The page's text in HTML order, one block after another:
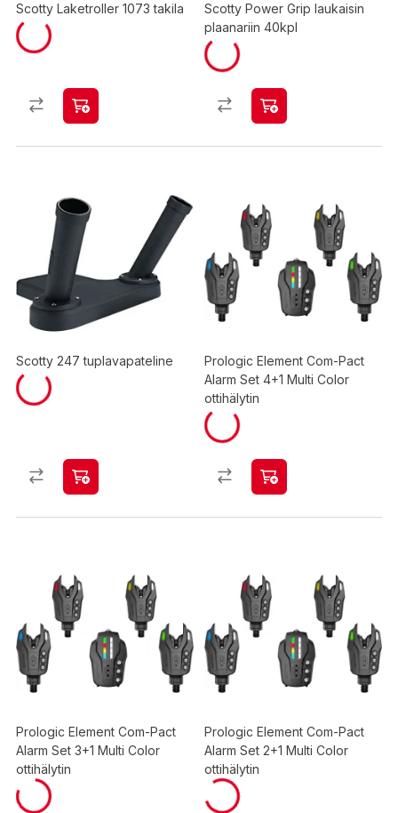
Scotty Laketroller 1073 takila
Scotty Power Grip laukaisin
plaanariin 40kpl
Scotty 247 tuplavapateline
Prologic Element Com-Pact
Alarm Set 4+1 Multi Color
ottihälytin
Prologic Element Com-Pact
Alarm Set 3+1 Multi Color
ottihälytin
Prologic Element Com-Pact
Alarm Set 2+1 Multi Color
ottihälytin